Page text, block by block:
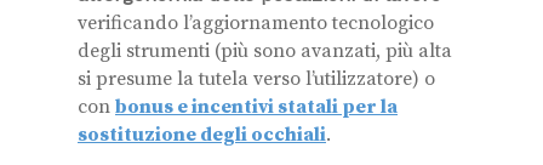
verificando l’aggiornamento tecnologico
degli strumenti (più sono avanzati, più alta
si presume la tutela verso l’utilizzatore) o
con bonus e incentivi statali per la
sostituzione degli occhiali.